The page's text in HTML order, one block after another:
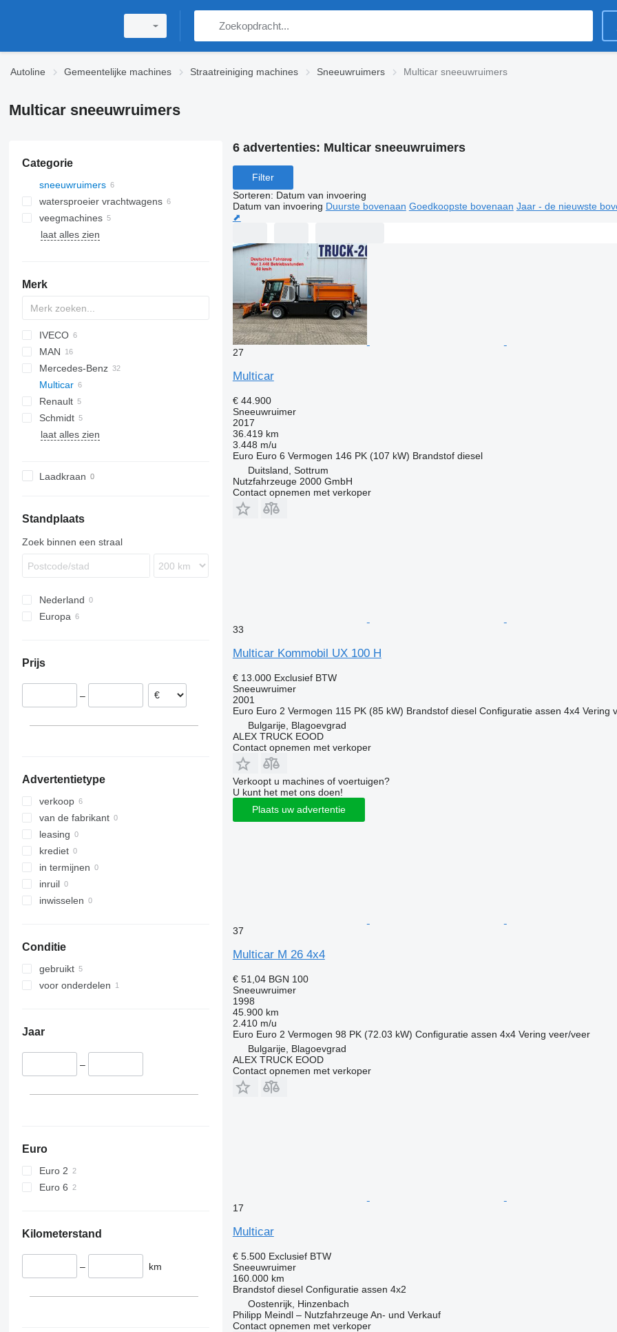
Autoline Gemeentelijke machines Straatreiniging machines Sneeuwruimers Multicar sneeuwruimers
Multicar sneeuwruimers
Categorie
sneeuwruimers
watersproeier vrachtwagens
veegmachines
laat alles zien
Merk
D-series
CF
LF
3542D
ST
IVECO
65053
A-series
MAN
L2000
TGA
TGM
TGS
Mercedes-Benz
Actros
Arocs
Atego
Axor
Multicar
M-series
M 26
Renault
K-series
Kerax
Schmidt
E-series
FH
laat alles zien
Laadkraan
Standplaats
Zoek binnen een straal
Nederland
Europa
Oostenrijk
Prijs
–
Advertentietype
verkoop
van de fabrikant
leasing
krediet
in termijnen
inruil
inwisselen
Conditie
gebruikt
voor onderdelen
Jaar
–
Euro
Euro 2
Euro 6
Kilometerstand
– km
6 advertenties: Multicar sneeuwruimers
Filter
Sorteren: Datum van invoering
Datum van invoering Duurste bovenaan Goedkoopste bovenaan Jaar - de nieuwste
⬈
27
Multicar
€ 44.900
Sneeuwruimer
2017
36.419 km
3.448 m/u
Euro Euro 6 Vermogen 146 PK (107 kW) Brandstof diesel
Duitsland, Sottrum
Nutzfahrzeuge 2000 GmbH
Contact opnemen met verkoper
33
Multicar Kommobil UX 100 H
€ 13.000 Exclusief BTW
Sneeuwruimer
2001
Euro Euro 2 Vermogen 115 PK (85 kW) Brandstof diesel Configuratie assen 4x4 Vering
Bulgarije, Blagoevgrad
ALEX TRUCK EOOD
Contact opnemen met verkoper
Verkoopt u machines of voertuigen?
U kunt het met ons doen!
Plaats uw advertentie
37
Multicar M 26 4x4
€ 51,04 BGN 100
Sneeuwruimer
1998
45.900 km
2.410 m/u
Euro Euro 2 Vermogen 98 PK (72.03 kW) Configuratie assen 4x4 Vering veer/veer
Bulgarije, Blagoevgrad
ALEX TRUCK EOOD
Contact opnemen met verkoper
17
Multicar
€ 5.500 Exclusief BTW
Sneeuwruimer
160.000 km
Brandstof diesel Configuratie assen 4x2
Oostenrijk, Hinzenbach
Philipp Meindl – Nutzfahrzeuge An- und Verkauf
Contact opnemen met verkoper